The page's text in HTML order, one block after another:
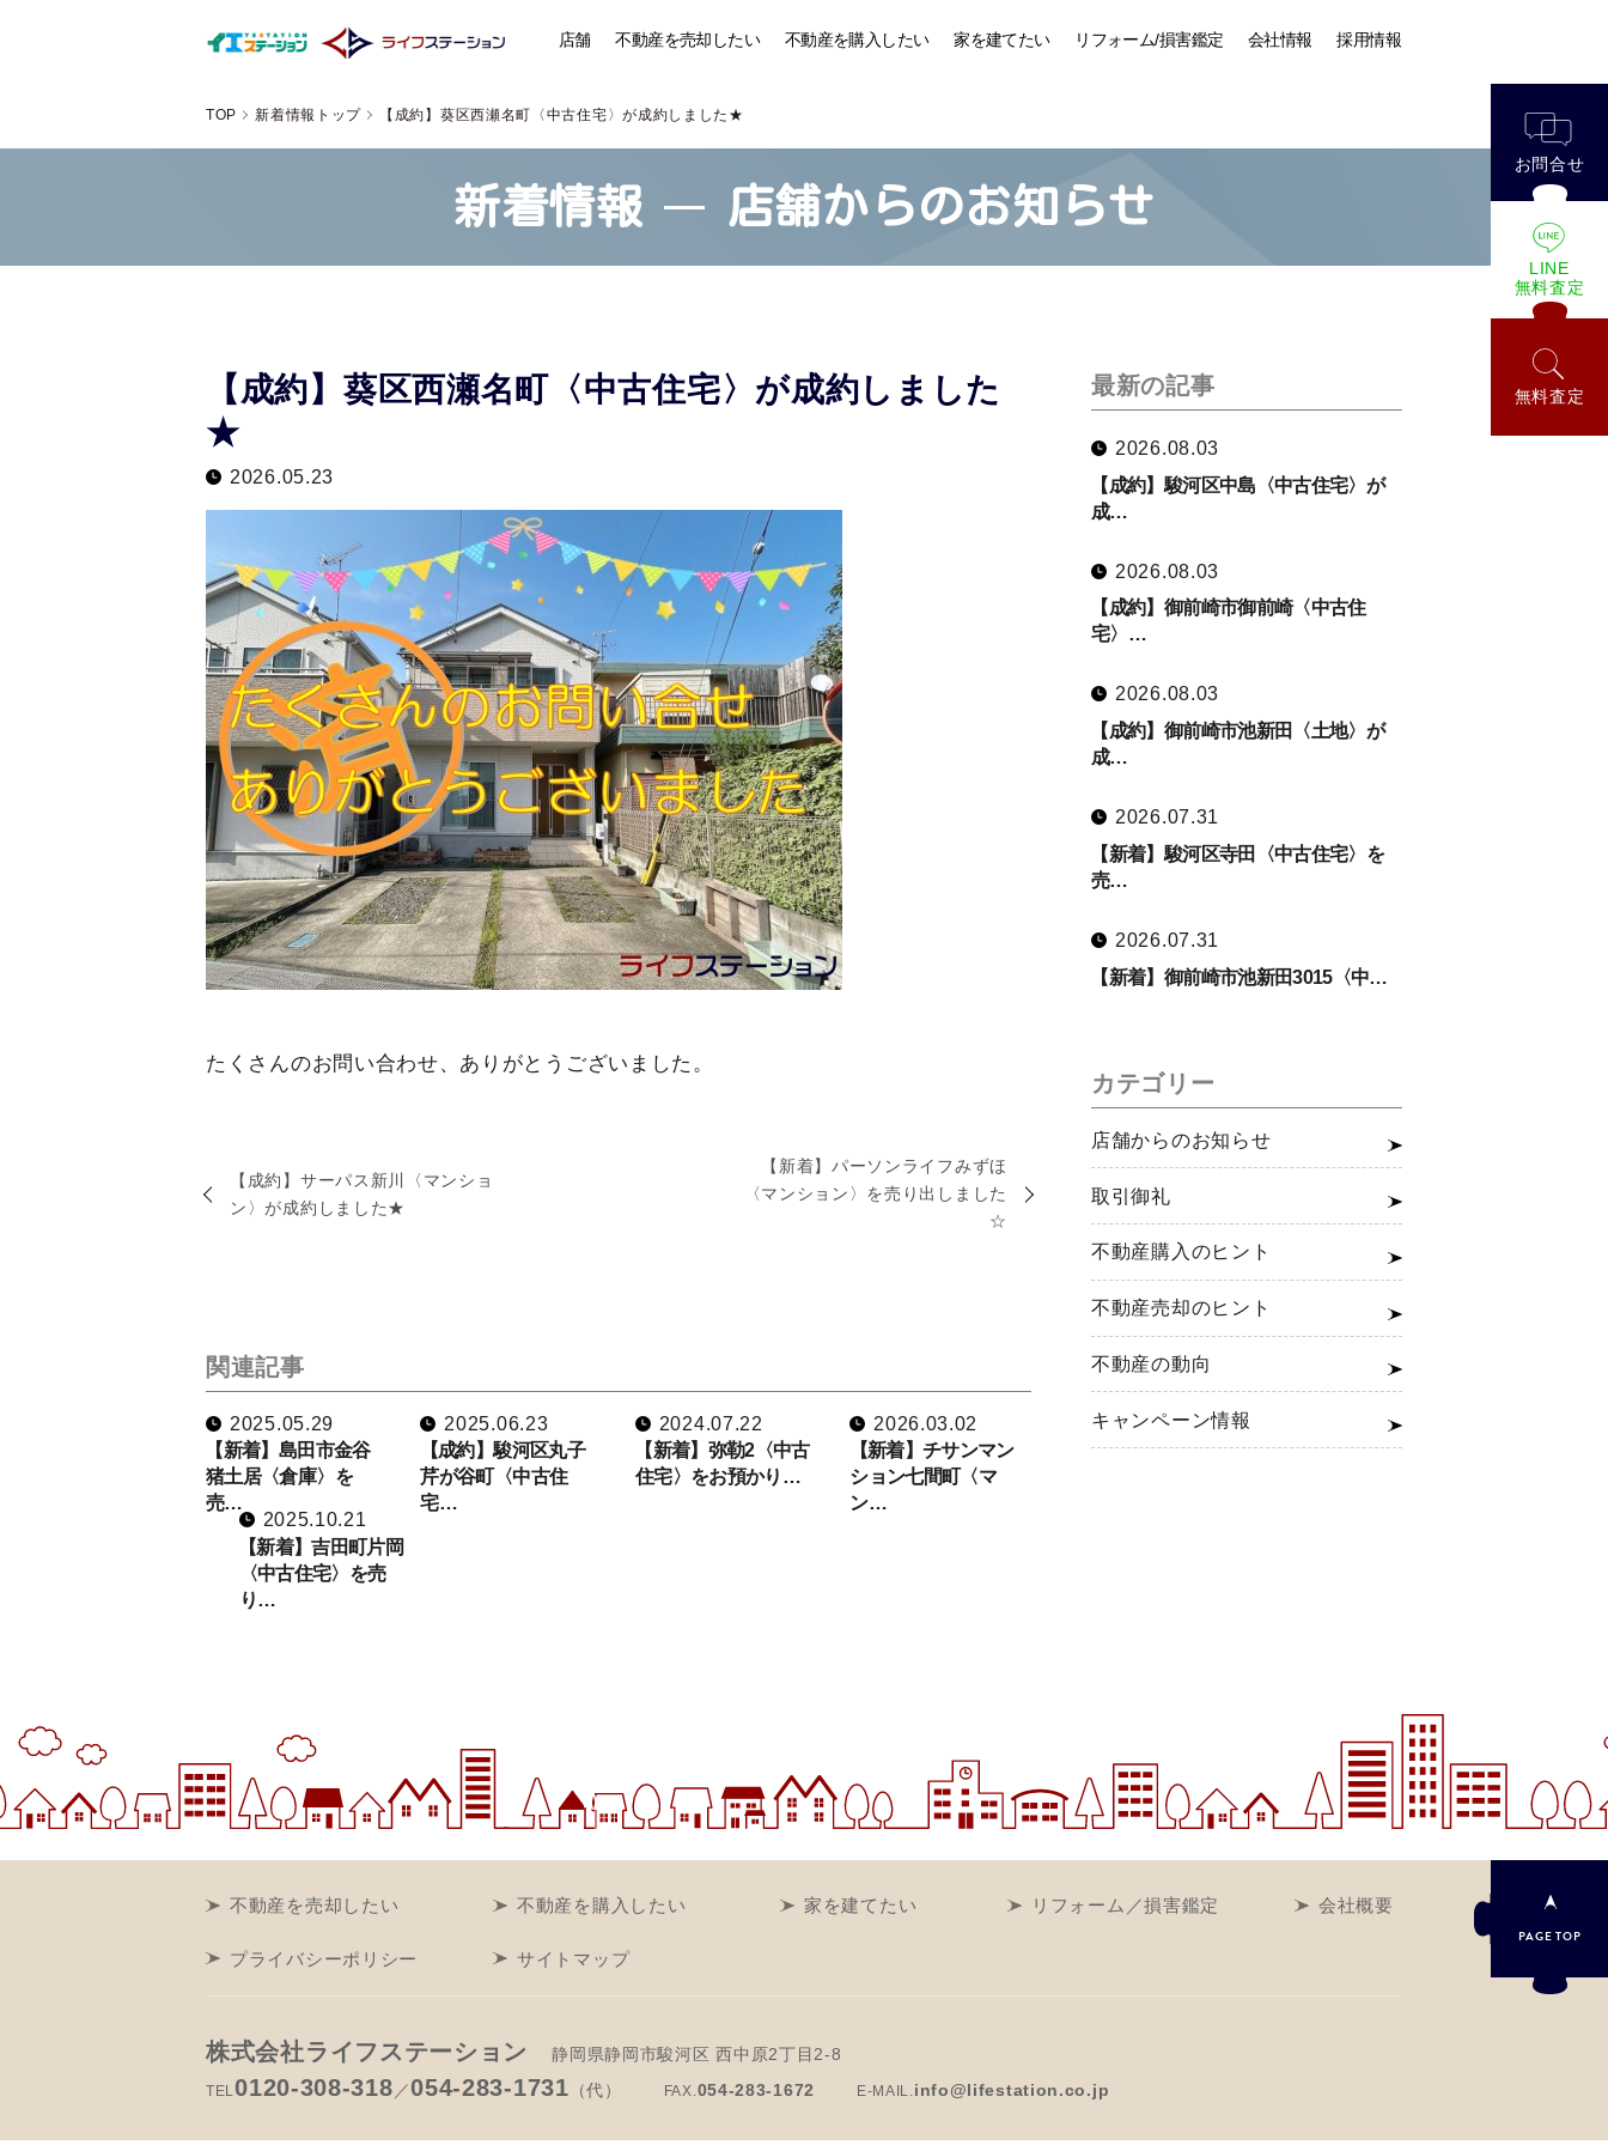
店舗 不動産を売却したい 不動産を購入したい 家を建てたい リフォーム/損害鑑定 会社情報 採用情報
お問合せ
LINE
無料査定
無料査定
TOP 新着情報トップ 【成約】葵区西瀬名町〈中古住宅〉が成約しました★
新着情報 店舗からのお知らせ
【成約】葵区西瀬名町〈中古住宅〉が成約しました
★
2026.05.23
たくさんのお問い合わせ、ありがとうございました。
【成約】サーパス新川〈マンショ
ン〉が成約しました★
【新着】パーソンライフみずほ
〈マンション〉を売り出しました
☆
関連記事
2025.05.29
【新着】島田市金谷
猪土居〈倉庫〉を
売…
2025.06.23
【成約】駿河区丸子
芹が谷町〈中古住
宅…
2024.07.22
【新着】弥勒2〈中古
住宅〉をお預かり…
2026.03.02
【新着】チサンマン
ション七間町〈マ
ン…
2025.10.21
【新着】吉田町片岡
〈中古住宅〉を売
り…
最新の記事
2026.08.03
【成約】駿河区中島〈中古住宅〉が
成…
2026.08.03
【成約】御前崎市御前崎〈中古住
宅〉…
2026.08.03
【成約】御前崎市池新田〈土地〉が
成…
2026.07.31
【新着】駿河区寺田〈中古住宅〉を
売…
2026.07.31
【新着】御前崎市池新田3015〈中…
カテゴリー
店舗からのお知らせ
取引御礼
不動産購入のヒント
不動産売却のヒント
不動産の動向
キャンペーン情報
PAGE TOP
不動産を売却したい 不動産を購入したい 家を建てたい リフォーム／損害鑑定 会社概要
プライバシーポリシー サイトマップ
株式会社ライフステーション 静岡県静岡市駿河区 西中原2丁目2-8
TEL0120-308-318 ／054-283-1731 （代） FAX. 054-283-1672 E-MAIL. info@lifestation.co.jp